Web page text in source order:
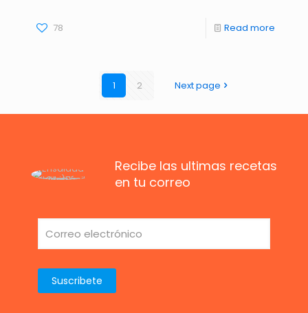
78 Read more
1 2 Next page
Recibe las ultimas recetas
en tu correo